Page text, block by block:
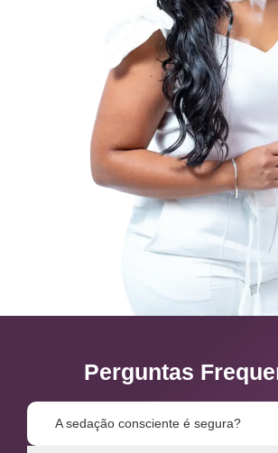
Perguntas
A sedação consciente é segura?